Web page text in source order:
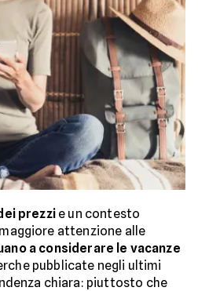
prezzie un contesto
attenzione alle
a considerare le vacanze
pubblicate negli ultimi
chiara: piuttosto che